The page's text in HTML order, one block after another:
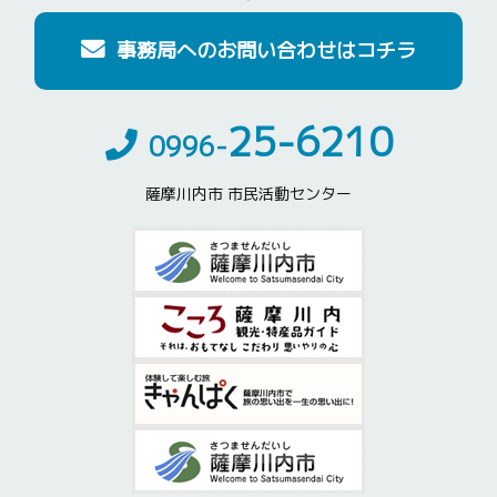
事務局へのお問い合わせはコチラ
0996-25-6210
薩摩川内市 市民活動センター